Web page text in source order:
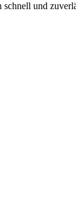
und